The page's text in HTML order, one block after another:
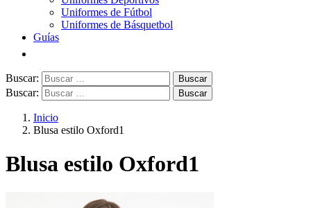
Uniformes de Fútbol
Uniformes de Básquetbol
Guías
Buscar:
Buscar:
Inicio
Blusa estilo Oxford1
Blusa estilo Oxford1